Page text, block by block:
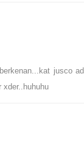
jusco
xder..huhuhu